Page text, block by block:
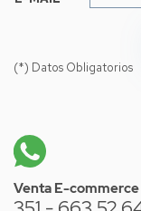
Venta E-commerce